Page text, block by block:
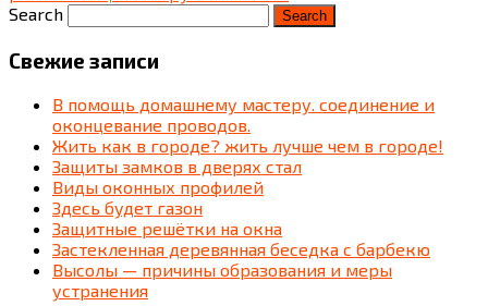
Search
Свежие записи
В помощь домашнему мастеру. соединение и
оконцевание проводов.
Жить как в городе? жить лучше чем в городе!
Защиты замков в дверях стал
Виды оконных профилей
Здесь будет газон
Защитные решётки на окна
Застекленная деревянная беседка c барбекю
Высолы — причины образования и меры
устранения